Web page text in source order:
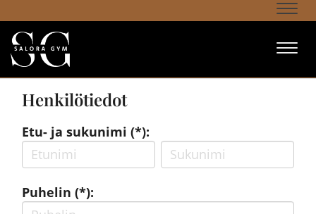
Henkilötiedot
Etu- ja sukunimi (*):
Puhelin (*):